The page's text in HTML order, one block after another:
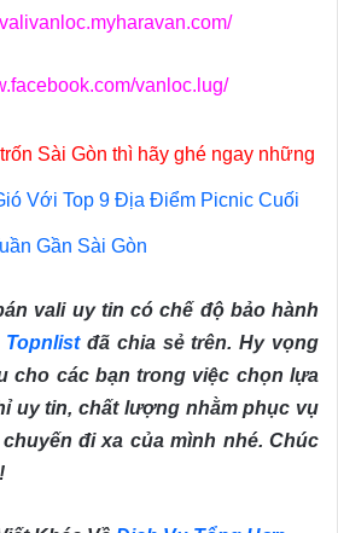
vanloc.lug/
Sài Gòn thì hãy ghé ngay những
Với Top 9 Địa Điểm Picnic Cuối
Gần Sài Gòn
vali uy tin có chế độ bảo hành
Topnlistđã chia sẻ trên. Hy vọng
cho các bạn trong việc chọn lựa
uy tin, chất lượng nhằm phục vụ
đi xa của mình nhé. Chúc